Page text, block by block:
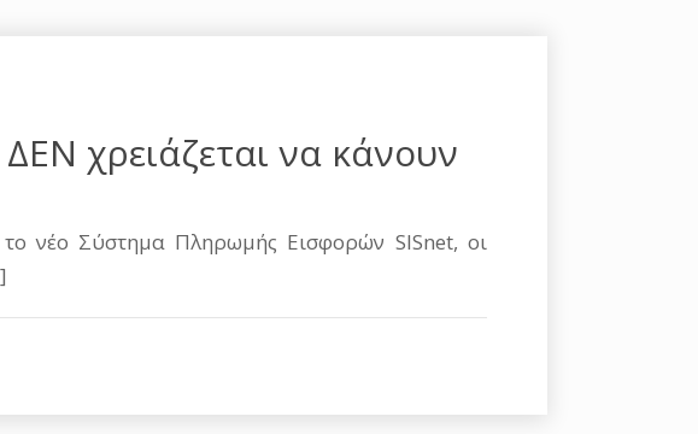
χρειάζεται να κάνουν
το νέο Σύστημα Πληρωμής Εισφορών SISnet, οι